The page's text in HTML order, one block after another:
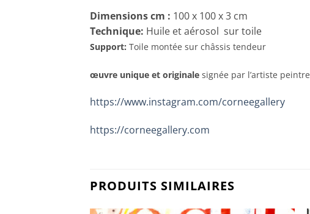
Dimensions cm : 100 x 100 x 3 cm
Technique: Huile et aérosol sur toile
Support: Toile montée sur châssis tendeur
œuvre unique et originale signée par l’artiste peintre
https://www.instagram.com/corneegallery
https://corneegallery.com
PRODUITS SIMILAIRES